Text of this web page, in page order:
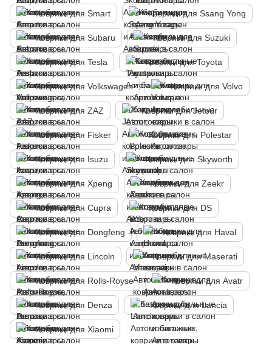
Коврики для Smart Коврики для Ssang Yong
Коврики для Subaru Коврики для Suzuki
Коврики для Tesla Коврики для Toyota
Коврики для Volkswagen Коврики для Volvo
Коврики для ZAZ Коврики для Jetour
Коврики для Fisker Коврики для Polestar
Коврики для Isuzu Коврики для Skyworth
Коврики для Xpeng Коврики для Zeekr
Коврики для Cupra Коврики для DS
Коврики для Dongfeng Коврики для Haval
Коврики для Lincoln Коврики для Maserati
Коврики для Rolls-Royse Коврики для Avatr
Коврики для Denza Коврики для Lancia
Коврики для Xiaomi